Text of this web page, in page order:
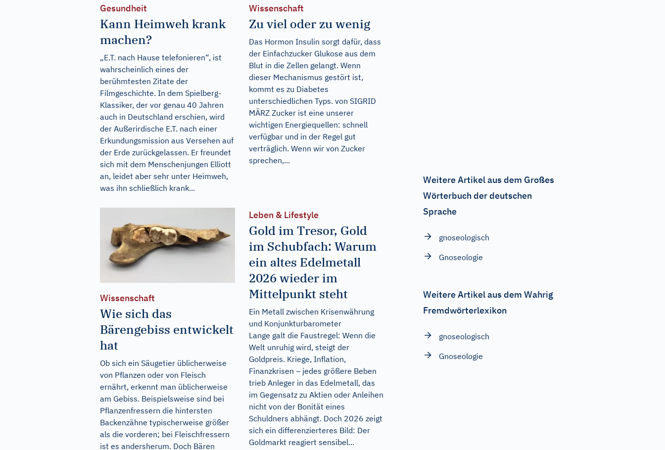
Gesundheit
Kann Heimweh krank
machen?
„E.T. nach Hause telefonieren“, ist
wahrscheinlich eines der
berühmtesten Zitate der
Filmgeschichte. In dem Spielberg-
Klassiker, der vor genau 40 Jahren
auch in Deutschland erschien, wird
der Außerirdische E.T. nach einer
Erkundungsmission aus Versehen auf
der Erde zurückgelassen. Er freundet
sich mit dem Menschenjungen Elliott
an, leidet aber sehr unter Heimweh,
was ihn schließlich krank...
Wissenschaft
Zu viel oder zu wenig
Das Hormon Insulin sorgt dafür, dass
der Einfachzucker Glukose aus dem
Blut in die Zellen gelangt. Wenn
dieser Mechanismus gestört ist,
kommt es zu Diabetes
unterschiedlichen Typs. von SIGRID
MÄRZ Zucker ist eine unserer
wichtigen Energiequellen: schnell
verfügbar und in der Regel gut
verträglich. Wenn wir von Zucker
sprechen,...
Wissenschaft
Wie sich das
Bärengebiss entwickelt
hat
Ob sich ein Säugetier üblicherweise
von Pflanzen oder von Fleisch
ernährt, erkennt man üblicherweise
am Gebiss. Beispielsweise sind bei
Pflanzenfressern die hintersten
Backenzähne typischerweise größer
als die vorderen; bei Fleischfressern
ist es andersherum. Doch Bären
Leben & Lifestyle
Gold im Tresor, Gold
im Schubfach: Warum
ein altes Edelmetall
2026 wieder im
Mittelpunkt steht
Ein Metall zwischen Krisenwährung
und Konjunkturbarometer
Lange galt die Faustregel: Wenn die
Welt unruhig wird, steigt der
Goldpreis. Kriege, Inflation,
Finanzkrisen – jedes größere Beben
trieb Anleger in das Edelmetall, das
im Gegensatz zu Aktien oder Anleihen
nicht von der Bonität eines
Schuldners abhängt. Doch 2026 zeigt
sich ein differenzierteres Bild: Der
Goldmarkt reagiert sensibel...
Weitere Artikel aus dem Großes
Wörterbuch der deutschen
Sprache
gnoseologisch
Gnoseologie
Weitere Artikel aus dem Wahrig
Fremdwörterlexikon
gnoseologisch
Gnoseologie